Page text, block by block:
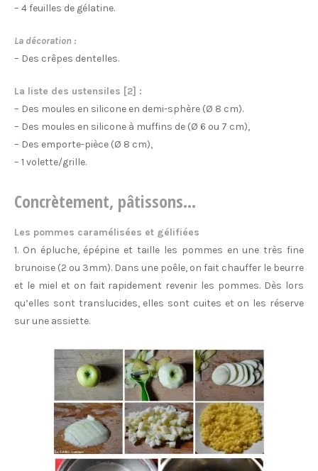
– 4 feuilles de gélatine.
La décoration :
– Des crêpes dentelles.
La liste des ustensiles [2] :
– Des moules en silicone en demi-sphère (Ø 8 cm).
– Des moules en silicone à muffins de (Ø 6 ou 7 cm),
– Des emporte-pièce (Ø 8 cm),
– 1 volette/grille.
Concrètement, pâtissons…
Les pommes caramélisées et gélifiées
1. On épluche, épépine et taille les pommes en une très fine
brunoise (2 ou 3mm). Dans une poêle, on fait chauffer le beurre
et le miel et on fait rapidement revenir les pommes. Dès lors
qu’elles sont translucides, elles sont cuites et on les réserve
sur une assiette.